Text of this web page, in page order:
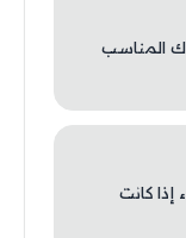
المناسب
إذا كانت